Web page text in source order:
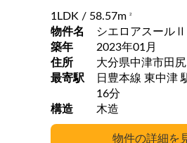
1LDK / 58.57m 2
物件名
シエロアスールⅡ
築年
2023年01月
住所
大分県中津市田尻
最寄駅
日豊本線 東中津 駅 徒歩
16分
構造
木造